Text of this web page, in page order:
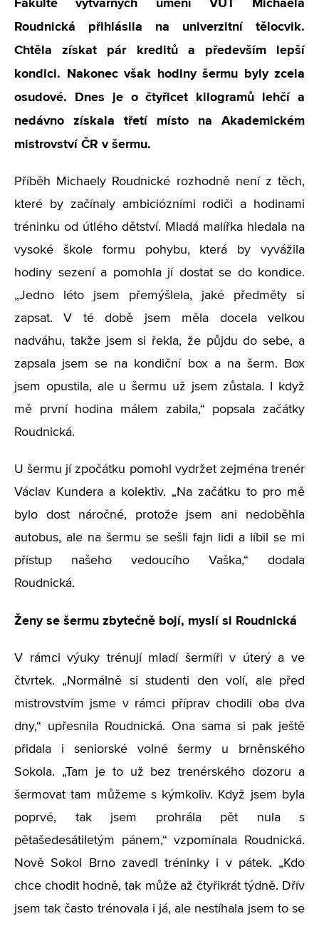
Roudnická přihlásila na univerzitní tělocvik.
Chtěla získat pár kreditů a především lepší
kondici. Nakonec však hodiny šermu byly zcela
osudové. Dnes je o čtyřicet kilogramů lehčí a
nedávno získala třetí místo na Akademickém
mistrovství ČR v šermu.
Příběh Michaely Roudnické rozhodně není z těch,
které by začínaly ambiciózními rodiči a hodinami
tréninku od útlého dětství. Mladá malířka hledala na
vysoké škole formu pohybu, která by vyvážila
hodiny sezení a pomohla jí dostat se do kondice.
„Jedno léto jsem přemýšlela, jaké předměty si
zapsat. V té době jsem měla docela velkou
nadváhu, takže jsem si řekla, že půjdu do sebe, a
zapsala jsem se na kondiční box a na šerm. Box
jsem opustila, ale u šermu už jsem zůstala. I když
mě první hodina málem zabila,“ popsala začátky
Roudnická.
U šermu jí zpočátku pomohl vydržet zejména trenér
Václav Kundera a kolektiv. „Na začátku to pro mě
bylo dost náročné, protože jsem ani nedoběhla
autobus, ale na šermu se sešli fajn lidi a líbil se mi
přístup našeho vedoucího Vaška,“ dodala
Roudnická.
Ženy se šermu zbytečně bojí, myslí si Roudnická
V rámci výuky trénují mladí šermíři v úterý a ve
čtvrtek. „Normálně si studenti den volí, ale před
mistrovstvím jsme v rámci příprav chodili oba dva
dny,“ upřesnila Roudnická. Ona sama si pak ještě
přidala i seniorské volné šermy u brněnského
Sokola. „Tam je to už bez trenérského dozoru a
šermovat tam můžeme s kýmkoliv. Když jsem byla
poprvé, tak jsem prohrála pět nula s
pětašedesátiletým pánem,“ vzpomínala Roudnická.
Nově Sokol Brno zavedl tréninky i v pátek. „Kdo
chce chodit hodně, tak může až čtyřikrát týdně. Dřív
jsem tak často trénovala i já, ale nestíhala jsem to se